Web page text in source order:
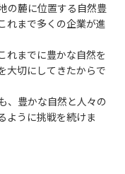
の麓に位置する自然豊
れまで多くの企業が進
れまでに豊かな自然を
大切にしてきたからで
、豊かな自然と人々の
ように挑戦を続けま